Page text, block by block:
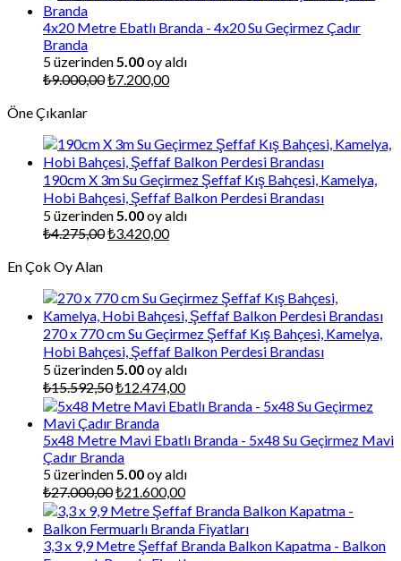
₺252,00.
4x20 Metre Ebatlı Branda - 4x20 Su Geçirmez Çadır
Branda
5 üzerinden 5.00oy aldı
₺9.000,00Orijinal
₺7.200,00Şu
Öne Çıkanlar
190cm X 3m Su Geçirmez Şeffaf Kış Bahçesi, Kamelya,
Hobi Bahçesi, Şeffaf Balkon Perdesi Brandası
5 üzerinden 5.00oy aldı
₺4.275,00Orijinal
₺3.420,00Şu
En Çok Oy Alan
270 x 770 cm Su Geçirmez Şeffaf Kış Bahçesi, Kamelya,
Hobi Bahçesi, Şeffaf Balkon Perdesi Brandası
5 üzerinden 5.00oy aldı
₺15.592,50Orijinal
fiyat:
₺15.592,50.
₺12.474,00Şu
andaki
₺12.474,00.
5x48 Metre Mavi Ebatlı Branda - 5x48 Su Geçirmez Mavi
Çadır Branda
5 üzerinden 5.00oy aldı
₺27.000,00Orijinal
fiyat:
₺27.000,00.
₺21.600,00Şu
andaki
fiyat:
₺21.600,00.
3,3 x 9,9 Metre Şeffaf Branda Balkon Kapatma - Balkon